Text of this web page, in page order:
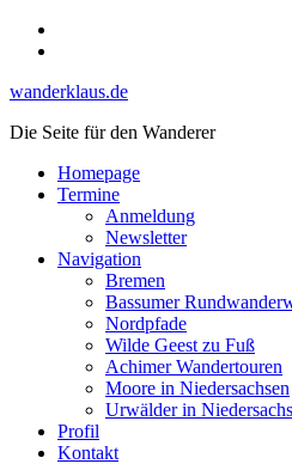
Skip
wanderklaus.de
Die Seite für den Wanderer
Homepage
Termine
Anmeldung
Newsletter
Navigation
Bremen
Bassumer
Nordpfade
Wilde Geest zu Fuß
Achimer Wandertouren
Moore in Niedersachsen
Urwälder in
Profil
Kontakt